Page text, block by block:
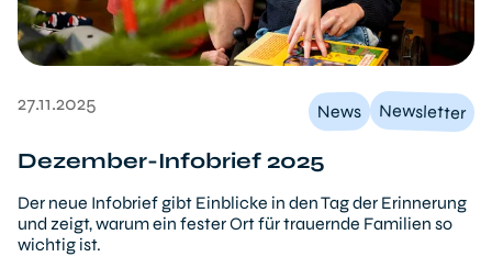
27.11.2025 News Newsletter
Dezember-Infobrief 2025
Der neue Infobrief gibt Einblicke in den Tag der Erinnerung
und zeigt, warum ein fester Ort für trauernde Familien so
wichtig ist.